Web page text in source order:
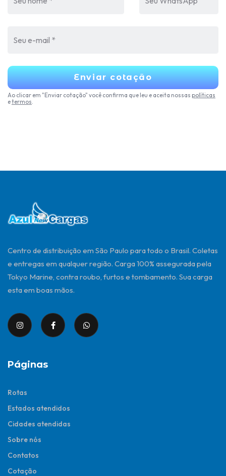
Ao clicar em "Enviar cotação" você confirma que leu e aceita nossas políticas
etermos.
Enviar cotação
Centro de distribuição em São Paulo para todo o Brasil. Coletas
e entregas em qualquer região. Carga 100% assegurada pela
Tokyo Marine, contra roubo, furtos e tombamento. Sua carga
esta em boas mãos.
Páginas
Rotas
Estados atendidos
Cidades atendidas
Sobre nós
Contatos
Cotação